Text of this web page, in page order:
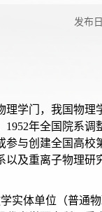
发布
理学门，我国物
1952年全国院系
参与创建全国高
以及重离子物理
实体单位（普通